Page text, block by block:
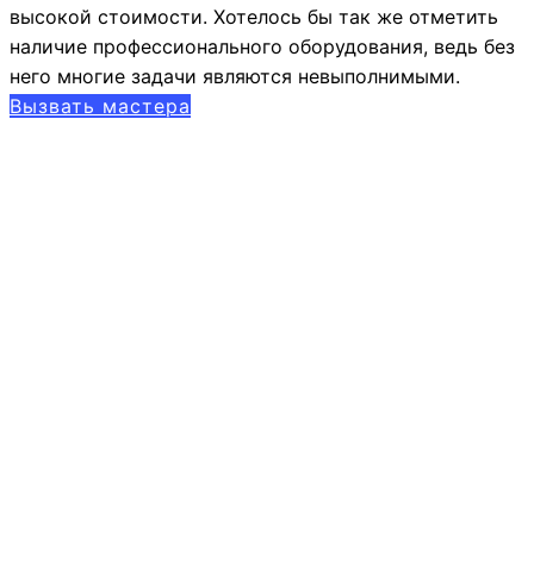
высокой стоимости. Хотелось бы так же отметить
наличие профессионального оборудования, ведь без
него многие задачи являются невыполнимыми.
Вызвать мастера